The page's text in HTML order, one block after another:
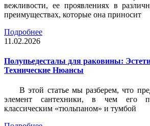
вежливости, ее проявлениях в
преимуществах, которые она приносит
Подробнее
11.02.2026
Полупьедесталы для раковины:
Технические Нюансы
В этой статье мы разберем, что
элемент сантехники, в чем его
классическим «тюльпаном» и тумбой